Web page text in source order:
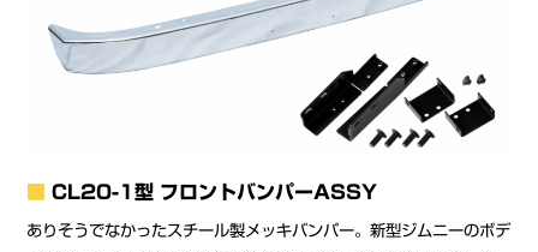
CL20-1型 フロントバンパーASSY
ありそうでなかったスチール製メッキバンパー。新型ジムニーのボデ